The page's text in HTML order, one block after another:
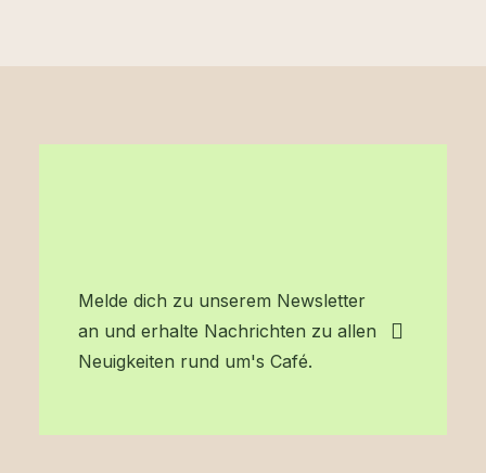
Melde dich zu unserem Newsletter
an und erhalte Nachrichten zu allen
Neuigkeiten rund um's Café.